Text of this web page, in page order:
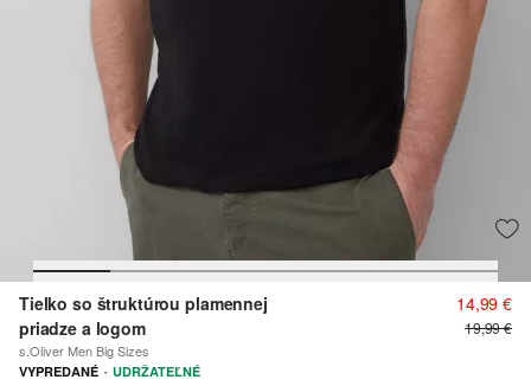
Tielko so štruktúrou plamennej
priadze a logom
s.Oliver Men Big Sizes
14,99 €
19,99 €
VYPREDANÉ · UDRŽATEĽNÉ